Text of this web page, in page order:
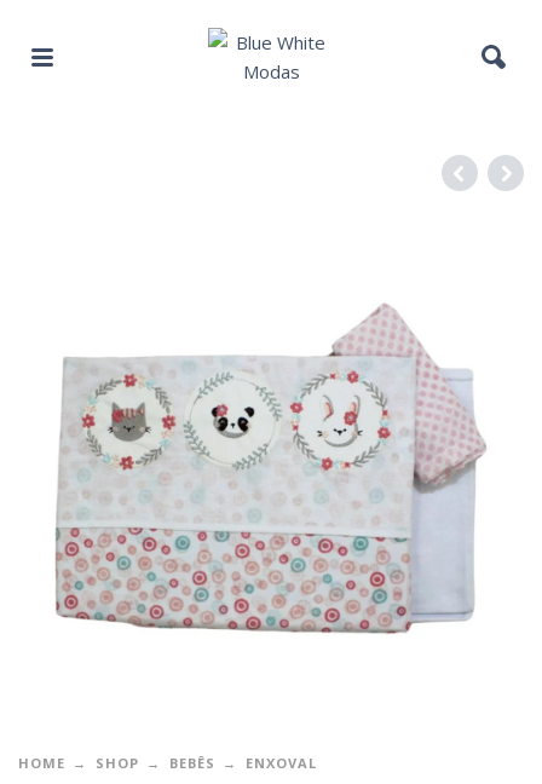
HOME SHOP BEBÊS ENXOVAL